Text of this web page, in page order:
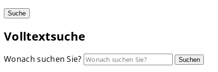
Suche
Volltextsuche
Wonach suchen Sie? Suchen